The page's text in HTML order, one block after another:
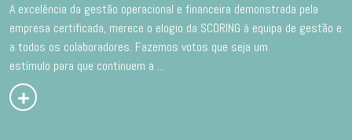
A excelência da gestão operacional e financeira demonstrada pela
empresa certificada, merece o elogio da SCORING à equipa de gestão e
a todos os colaboradores. Fazemos votos que seja um
estímulo para que continuem a ...